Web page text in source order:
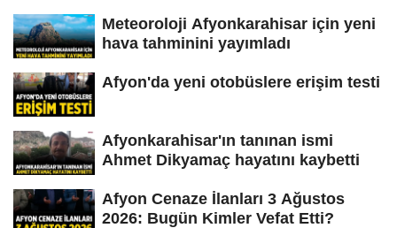
Meteoroloji Afyonkarahisar için yeni
hava tahminini yayımladı
Afyon'da yeni otobüslere erişim testi
Afyonkarahisar'ın tanınan ismi
Ahmet Dikyamaç hayatını kaybetti
Afyon Cenaze İlanları 3 Ağustos
2026: Bugün Kimler Vefat Etti?